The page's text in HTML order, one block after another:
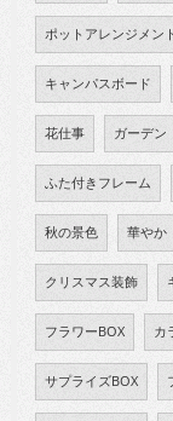
ポットアレンジメン
キャンパスボード
花仕事 ガーデン
ふた付きフレーム
秋の景色 華やか
クリスマス装飾
フラワーBOX カ
サプライズBOX